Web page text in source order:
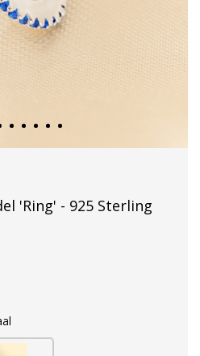
'Ring' - 925 Sterling